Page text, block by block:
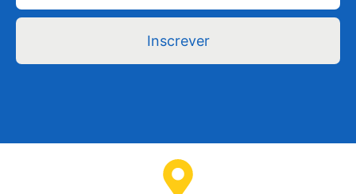
Inscrever